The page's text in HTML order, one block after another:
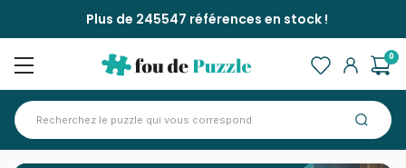
Plus de 245547 références en stock !
0